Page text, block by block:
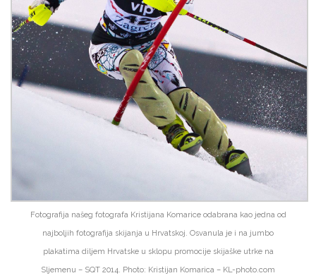
Fotografija našeg fotografa Kristijana Komarice odabrana kao jedna od
najboljih fotografija skijanja u Hrvatskoj. Osvanula je i na jumbo
plakatima diljem Hrvatske u sklopu promocije skijaške utrke na
Sljemenu – SQT 2014. Photo: Kristijan Komarica – KL-photo.com